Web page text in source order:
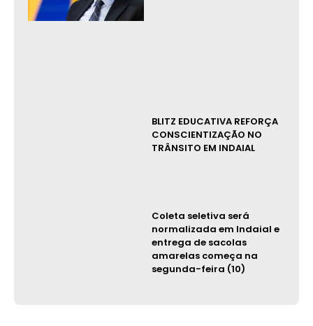
BLITZ EDUCATIVA REFORÇA
CONSCIENTIZAÇÃO NO
TRÂNSITO EM INDAIAL
Coleta seletiva será
normalizada em Indaial e
entrega de sacolas
amarelas começa na
segunda-feira (10)